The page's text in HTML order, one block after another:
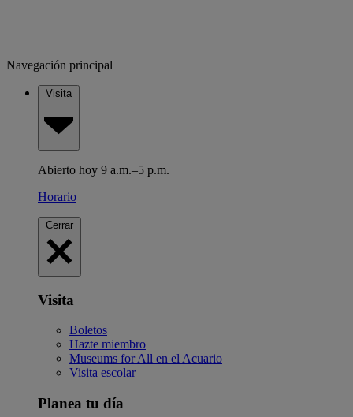
Navegación principal
Visita
Abierto hoy 9 a.m.–5 p.m.
Horario
Cerrar
Visita
Boletos
Hazte miembro
Museums for All en el Acuario
Visita escolar
Planea tu día